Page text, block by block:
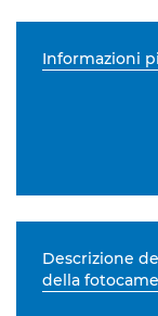
Informazioni
Descrizione
della